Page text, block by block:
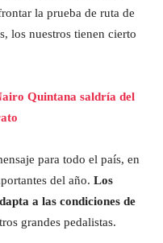
la prueba de ruta de
los nuestros tienen cierto
Quintana saldría del
para todo el país, en
del año. Los
a las condiciones de
grandes pedalistas.